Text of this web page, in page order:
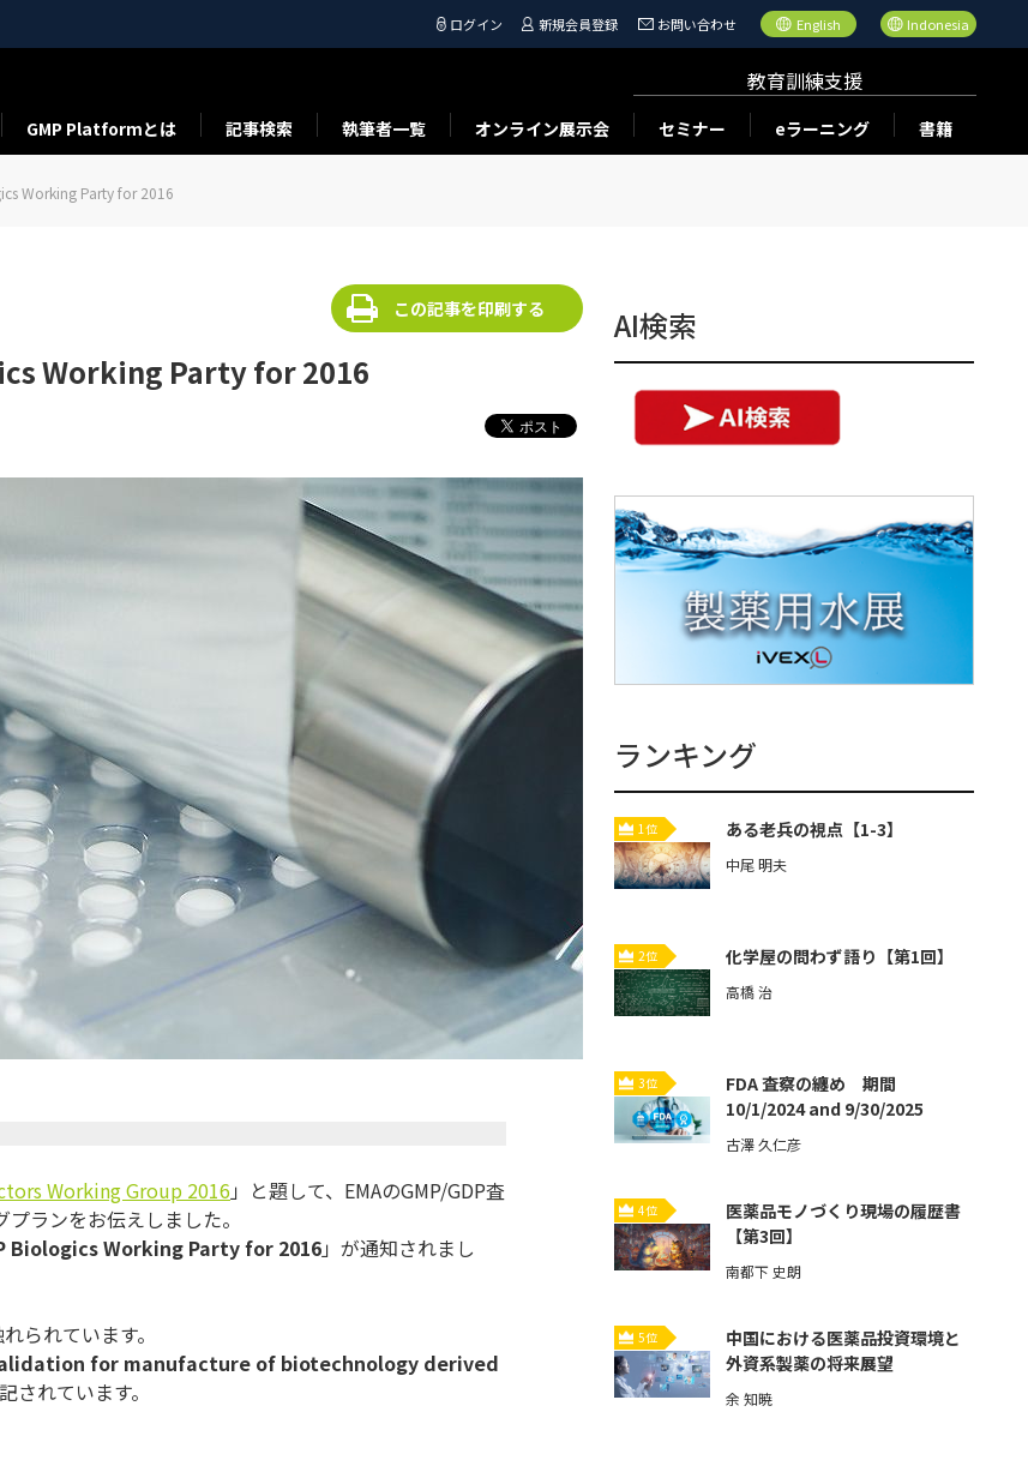
ログイン 新規会員登録 お問い合わせ English Indonesia
GMP Platformとは 記事検索 執筆者一覧 オンライン展示会
教育訓練支援
セミナー eラーニング 書籍
Working Party for 2016
Working Party for 2016
この記事を印刷する
Working Group 2016」と題して、EMAのGMP/GDP査
ランをお伝えしました。
Biologics Working Party for 2016」が通知されまし
られています。
for manufacture of biotechnology derived
されています。
AI検索
ランキング
1位 ある老兵の視点【1-3】
中尾 明夫
2位 化学屋の問わず語り【第1回】
高橋 治
3位
FDA 査察の纏め 期間
10/1/2024 and 9/30/2025
古澤 久仁彦
4位
医薬品モノづくり現場の履歴書
【第3回】
南都下 史朗
5位
中国における医薬品投資環境と
外資系製薬の将来展望
余 知暁